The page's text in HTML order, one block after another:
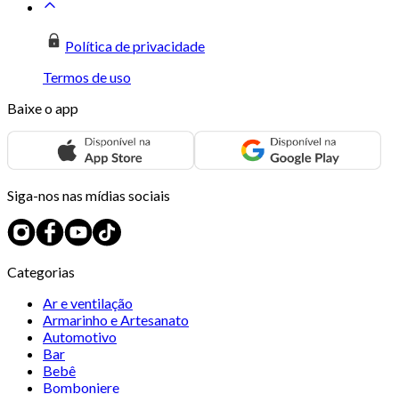
Política de privacidade
Termos de uso
Baixe o app
Siga-nos nas mídias sociais
Categorias
Ar e ventilação
Armarinho e Artesanato
Automotivo
Bar
Bebê
Bomboniere